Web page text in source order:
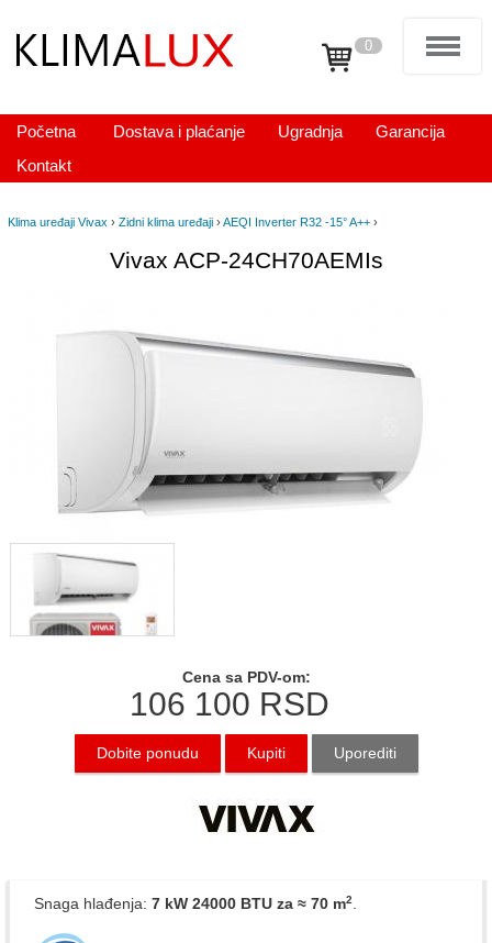
0
Početna Dostava i plaćanje Ugradnja
Garancija
Kontakt
Klima uređaji Vivax › Zidni klima uređaji ›AEQI Inverter R32 -15° A++ ›
Vivax ACP-24CH70AEMIs
Cena sa PDV-om:
106 100 RSD
Dobite ponudu Kupiti Uporediti
Snaga hlađenja: 7 kW 24000 BTU za ≈ 70 m2.